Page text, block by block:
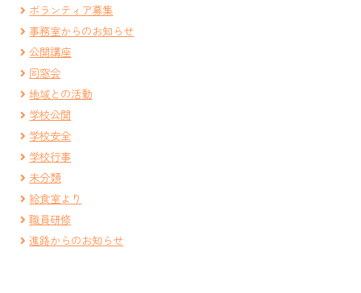
ボランティア募集
事務室からのお知らせ
公開講座
同窓会
地域との活動
学校公開
学校安全
学校行事
未分類
給食室より
職員研修
進路からのお知らせ